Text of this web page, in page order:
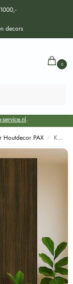
decors
0
een EXTRA
levertijd.
service.nl.
Houtdecor PAX / Kastdeuren op maat Sablé Bruin notenhout voor IKEA PAX (DecoLegno LR28)